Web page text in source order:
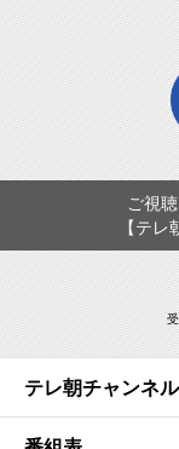
ご視
【テ
テレ朝チャンネル